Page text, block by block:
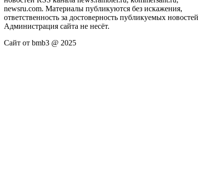
newsru.com. Материалы публикуются без искажения,
ответственность за достоверность публикуемых новостей
Администрация сайта не несёт.
Сайт от bmb3 @ 2025